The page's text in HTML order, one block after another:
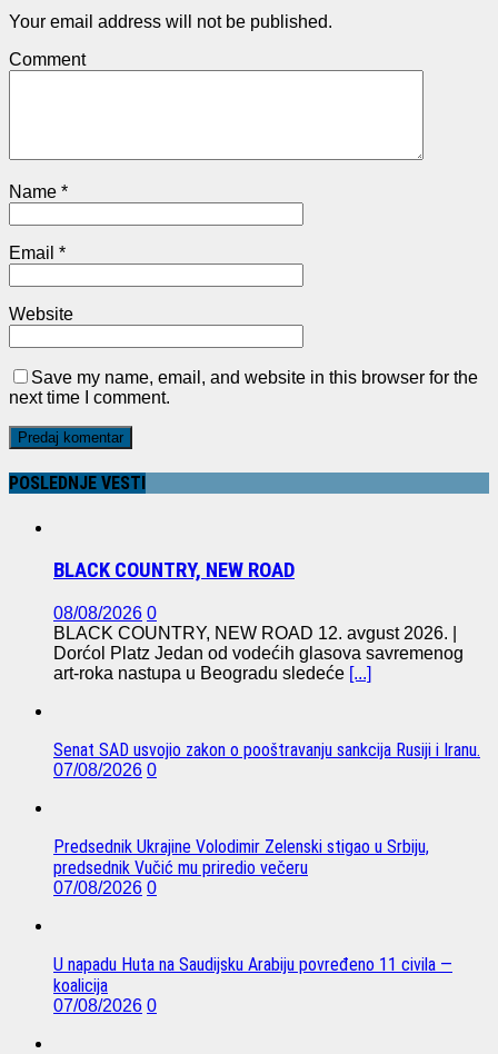
Your email address will not be published.
Comment
Name *
Email *
Website
Save my name, email, and website in this browser for the
next time I comment.
POSLEDNJE VESTI
BLACK COUNTRY, NEW ROAD
08/08/2026 0
BLACK COUNTRY, NEW ROAD 12. avgust 2026. |
Dorćol Platz Jedan od vodećih glasova savremenog
art-roka nastupa u Beogradu sledeće [...]
Senat SAD usvojio zakon o pooštravanju sankcija Rusiji i Iranu.
07/08/2026 0
Predsednik Ukrajine Volodimir Zelenski stigao u Srbiju,
predsednik Vučić mu priredio večeru
07/08/2026 0
U napadu Huta na Saudijsku Arabiju povređeno 11 civila —
koalicija
07/08/2026 0